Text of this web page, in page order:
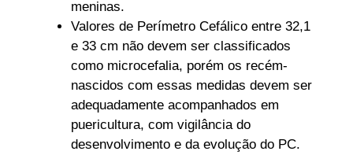
meninas.
Valores de Perímetro Cefálico entre 32,1
e 33 cm não devem ser classificados
como microcefalia, porém os recém-
nascidos com essas medidas devem ser
adequadamente acompanhados em
puericultura, com vigilância do
desenvolvimento e da evolução do PC.